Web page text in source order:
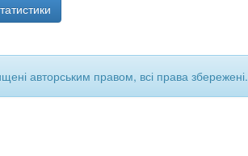
авторським правом, всі права збережені.